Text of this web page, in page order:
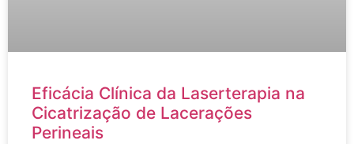
Eficácia Clínica da Laserterapia na
Cicatrização de Lacerações
Perineais